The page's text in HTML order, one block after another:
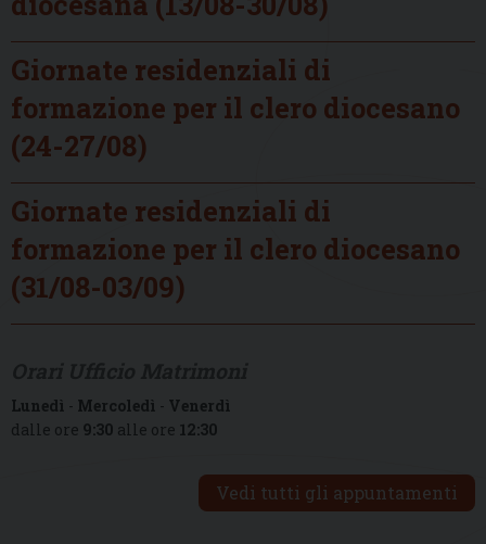
Giornate residenziali di
formazione per il clero diocesano
(24-27/08)
Giornate residenziali di
formazione per il clero diocesano
(31/08-03/09)
Lunedì - Mercoledì - Venerdì
dalle ore 9:30 alle ore 12:30
Vedi tutti gli appuntamenti